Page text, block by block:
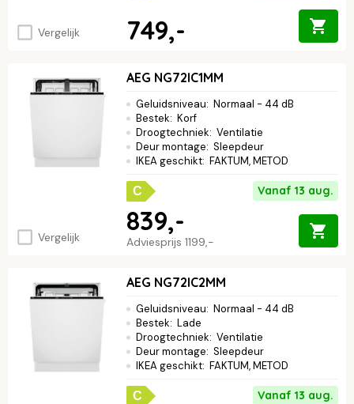
Vergelijk 749,-
Vergelijk
AEG NG72IC1MM
Geluidsniveau: Normaal - 44 dB
Bestek: Korf
Droogtechniek: Ventilatie
Deur montage: Sleepdeur
IKEA geschikt: FAKTUM, METOD
C Vanaf 13 aug.
Adviesprijs 1199,-
839,-
AEG NG72IC2MM
Geluidsniveau: Normaal - 44 dB
Bestek: Lade
Droogtechniek: Ventilatie
Deur montage: Sleepdeur
IKEA geschikt: FAKTUM, METOD
C Vanaf 13 aug.